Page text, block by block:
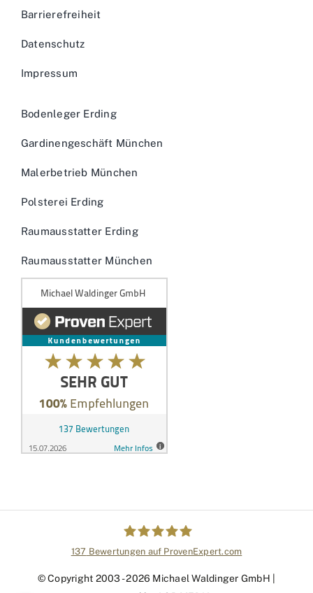
Barrierefreiheit
Datenschutz
Impressum
Bodenleger Erding
Gardinengeschäft München
Malerbetrieb München
Polsterei Erding
Raumausstatter Erding
Raumausstatter München
Michael Waldinger GmbH
137 Bewertungen auf ProvenExpert.com
© Copyright 2003 - 2026 Michael Waldinger GmbH |